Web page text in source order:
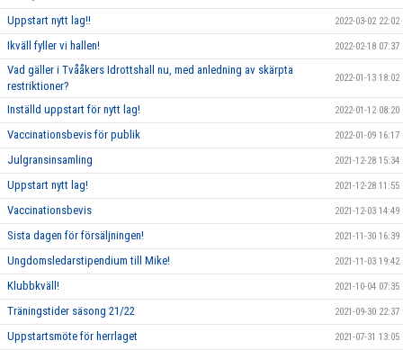
Uppstart nytt lag!! 2022-03-02 22:02
Ikväll fyller vi hallen! 2022-02-18 07:37
Vad gäller i Tvååkers Idrottshall nu, med anledning av skärpta
restriktioner?
2022-01-13 18:02
Inställd uppstart för nytt lag! 2022-01-12 08:20
Vaccinationsbevis för publik 2022-01-09 16:17
Julgransinsamling 2021-12-28 15:34
Uppstart nytt lag! 2021-12-28 11:55
Vaccinationsbevis 2021-12-03 14:49
Sista dagen för försäljningen! 2021-11-30 16:39
Ungdomsledarstipendium till Mike! 2021-11-03 19:42
Klubbkväll! 2021-10-04 07:35
Träningstider säsong 21/22 2021-09-30 22:37
Uppstartsmöte för herrlaget 2021-07-31 13:05